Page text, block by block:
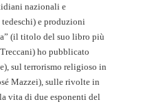
nazionali e
e produzioni
(il titolo del suo libro più
ho pubblicato
sul terrorismo religioso in
Mazzei), sulle rivolte in
vita di due esponenti del